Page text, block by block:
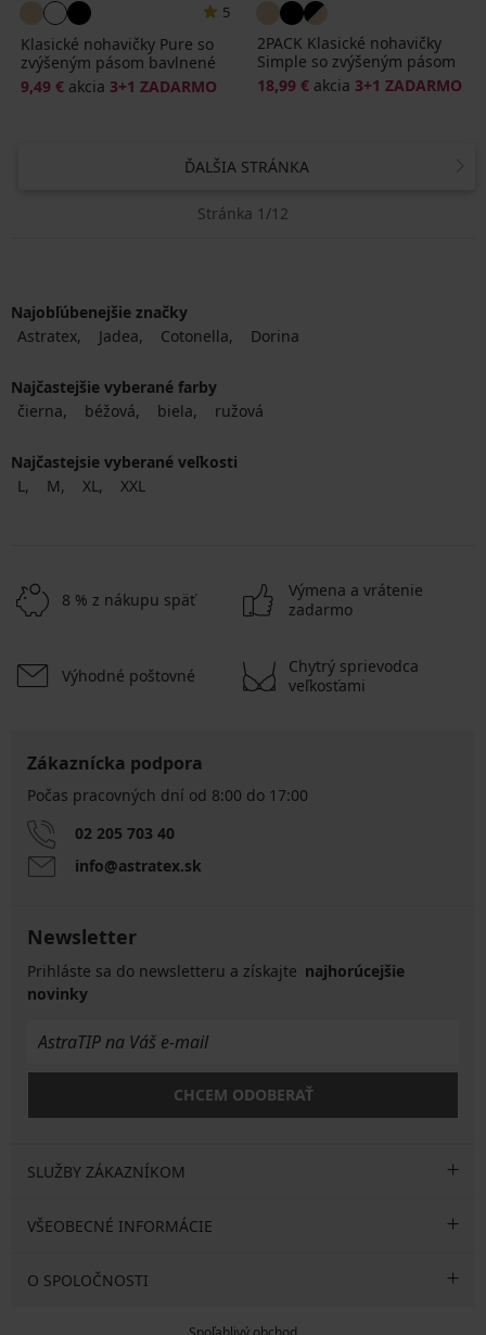
5
Klasické nohavičky Pure so
zvýšeným pásom bavlnené
9,49 € akcia 3+1 ZADARMO
2PACK Klasické nohavičky
Simple so zvýšeným pásom
18,99 € akcia 3+1 ZADARMO
ĎALŠIA STRÁNKA
Stránka 1/12
Najobľúbenejšie značky
Astratex
Jadea Cotonella Dorina
Najčastejšie vyberané farby
čierna
béžová biela ružová
Najčastejsie vyberané veľkosti
L
M XL XXL
8 % z nákupu späť
Výmena a vrátenie
zadarmo
Výhodné poštovné
Chytrý sprievodca
veľkosťami
Zákaznícka podpora
Počas pracovných dní od 8:00 do 17:00
02 205 703 40
info@astratex.sk
Newsletter
Prihláste sa do newsletteru a získajte najhorúcejšie
novinky
CHCEM ODOBERAŤ
SLUŽBY ZÁKAZNÍKOM
VŠEOBECNÉ INFORMÁCIE
O SPOLOČNOSTI